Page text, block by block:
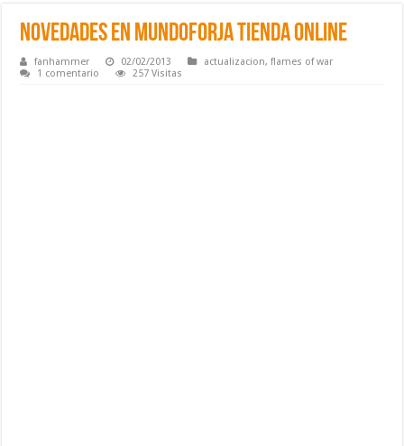
Novedades en MundoForja Tienda Online
fanhammer 02/02/2013 actualizacion,flames of war
1 comentario
257 Visitas